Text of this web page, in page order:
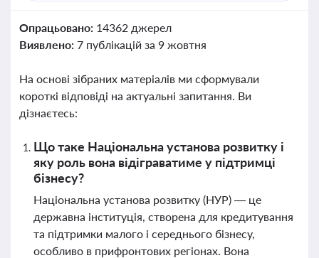
Опрацьовано: 14362 джерел
Виявлено: 7 публікацій за 9 жовтня
На основі зібраних матеріалів ми сформували
короткі відповіді на актуальні запитання. Ви
дізнаєтесь:
Що таке Національна установа розвитку і
яку роль вона відіграватиме у підтримці
бізнесу?
Національна установа розвитку (НУР) — це
державна інституція, створена для кредитування
та підтримки малого і середнього бізнесу,
особливо в прифронтових регіонах. Вона